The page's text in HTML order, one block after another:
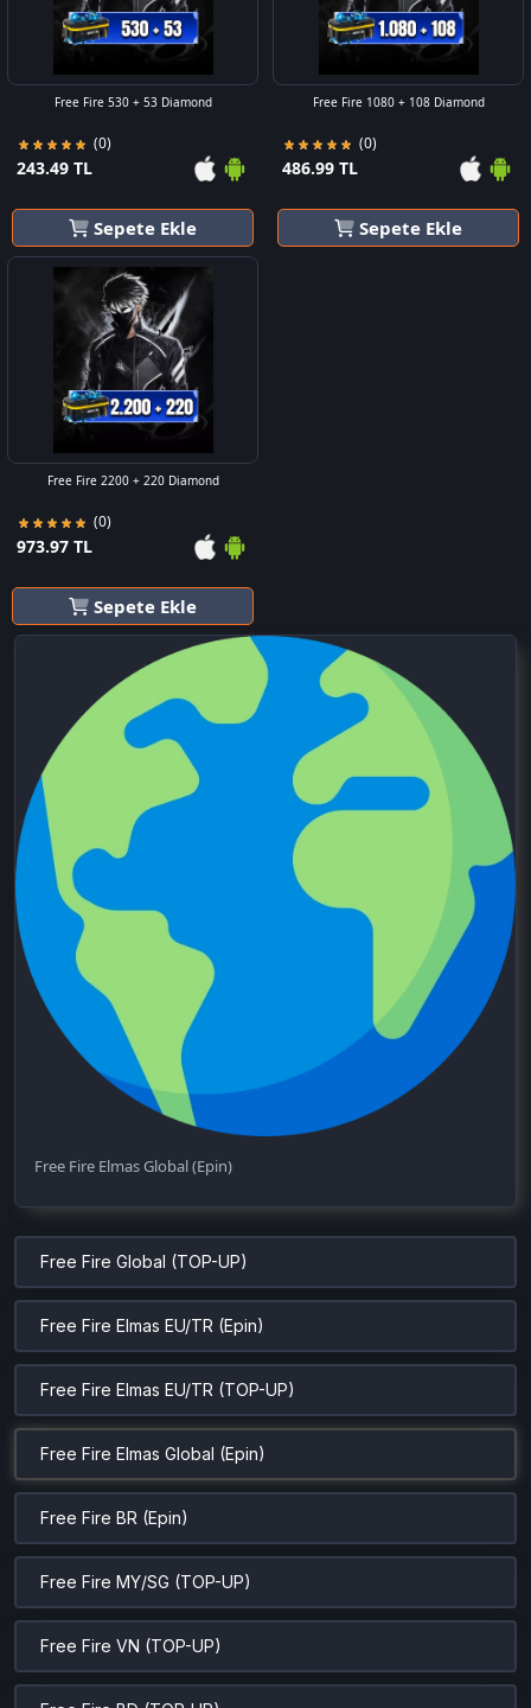
Free Fire 530 + 53 Diamond
(0)
243.49 TL
Sepete Ekle
Free Fire 1080 + 108 Diamond
(0)
486.99 TL
Sepete Ekle
Free Fire 2200 + 220 Diamond
(0)
973.97 TL
Sepete Ekle
Free Fire Elmas Global (Epin)
Free Fire Global (TOP-UP)
Free Fire Elmas EU/TR (Epin)
Free Fire Elmas EU/TR (TOP-UP)
Free Fire Elmas Global (Epin)
Free Fire BR (Epin)
Free Fire MY/SG (TOP-UP)
Free Fire VN (TOP-UP)